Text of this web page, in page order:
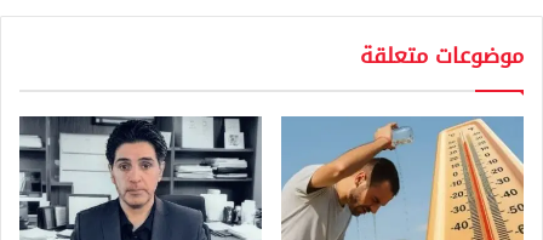
موضوعات متعلقة